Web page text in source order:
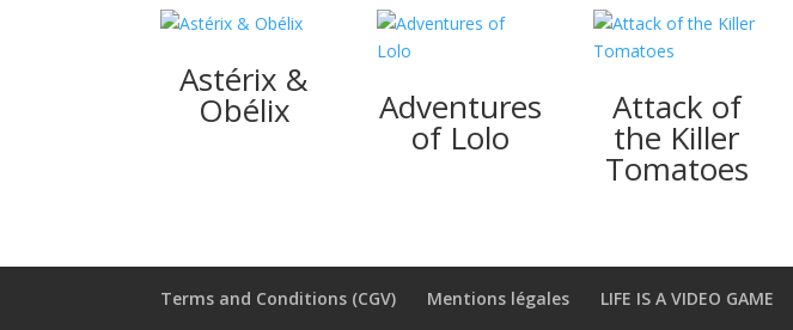
Astérix &
Obélix Adventures
of Lolo
Attack of
the Killer
Tomatoes
Terms and Conditions (CGV) Mentions légales LIFE IS A VIDEO GAME